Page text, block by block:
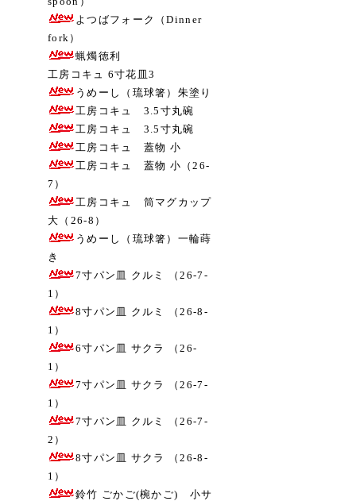
よつばフォーク（Dinner
fork）
蝋燭徳利
工房コキュ 6寸花皿3
うめーし（琉球箸）朱塗り
工房コキュ 3.5寸丸碗
工房コキュ 3.5寸丸碗
工房コキュ 蓋物 小
工房コキュ 蓋物 小（26-
7）
工房コキュ 筒マグカップ
大（26-8）
うめーし（琉球箸）一輪蒔
き
7寸パン皿 クルミ （26-7-
1）
8寸パン皿 クルミ （26-8-
1）
6寸パン皿 サクラ （26-
1）
7寸パン皿 サクラ （26-7-
1）
7寸パン皿 クルミ （26-7-
2）
8寸パン皿 サクラ （26-8-
1）
鈴竹 ごかご(椀かご) 小サ